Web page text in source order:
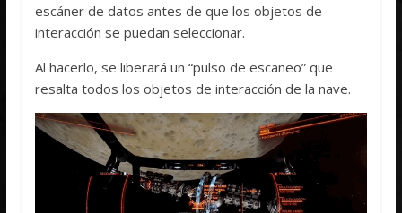
escáner de datos antes de que los objetos de
interacción se puedan seleccionar.
Al hacerlo, se liberará un “pulso de escaneo” que
resalta todos los objetos de interacción de la nave.